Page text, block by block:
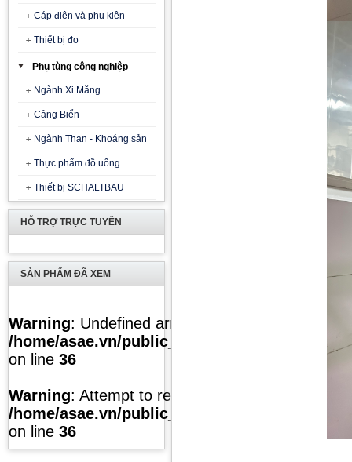
Cáp điện và phụ kiện
Thiết bị đo
Phụ tùng công nghiệp
Ngành Xi Măng
Cảng Biển
Ngành Than - Khoáng sản
Thực phẩm đồ uống
Thiết bị SCHALTBAU
HỖ TRỢ TRỰC TUYẾN
SẢN PHẨM ĐÃ XEM
Warning: Undefined array key "list" in
/home/asae.vn/public_html/temp/caches/
on line 36
Warning: Attempt to read property "value" on
/home/asae.vn/public_html/temp/caches/
on line 36